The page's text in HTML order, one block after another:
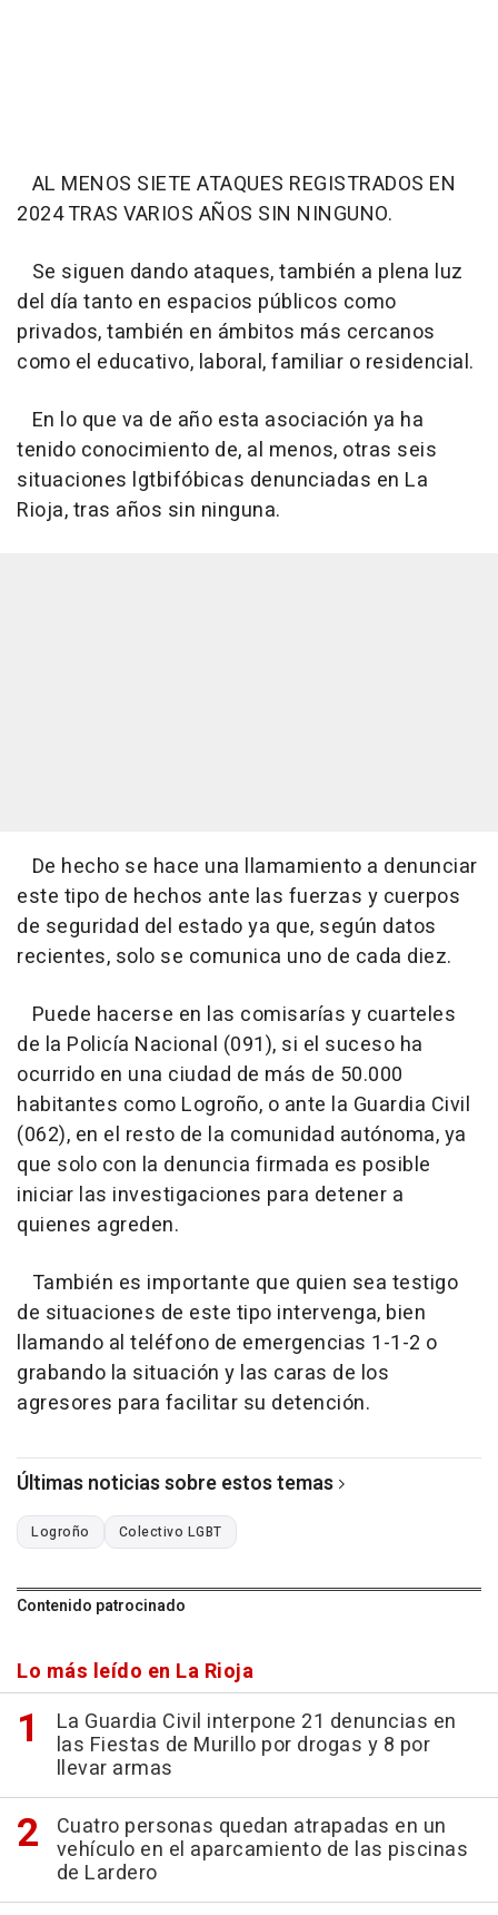
AL MENOS SIETE ATAQUES REGISTRADOS EN
2024 TRAS VARIOS AÑOS SIN NINGUNO.
Se siguen dando ataques, también a plena luz
del día tanto en espacios públicos como
privados, también en ámbitos más cercanos
como el educativo, laboral, familiar o residencial.
En lo que va de año esta asociación ya ha
tenido conocimiento de, al menos, otras seis
situaciones lgtbifóbicas denunciadas en La
Rioja, tras años sin ninguna.
De hecho se hace una llamamiento a denunciar
este tipo de hechos ante las fuerzas y cuerpos
de seguridad del estado ya que, según datos
recientes, solo se comunica uno de cada diez.
Puede hacerse en las comisarías y cuarteles
de la Policía Nacional (091), si el suceso ha
ocurrido en una ciudad de más de 50.000
habitantes como Logroño, o ante la Guardia Civil
(062), en el resto de la comunidad autónoma, ya
que solo con la denuncia firmada es posible
iniciar las investigaciones para detener a
quienes agreden.
También es importante que quien sea testigo
de situaciones de este tipo intervenga, bien
llamando al teléfono de emergencias 1-1-2 o
grabando la situación y las caras de los
agresores para facilitar su detención.
Últimas noticias sobre estos temas
Logroño Colectivo LGBT
Contenido patrocinado
Lo más leído en La Rioja
La Guardia Civil interpone 21 denuncias en
las Fiestas de Murillo por drogas y 8 por
llevar armas
Cuatro personas quedan atrapadas en un
vehículo en el aparcamiento de las piscinas
de Lardero